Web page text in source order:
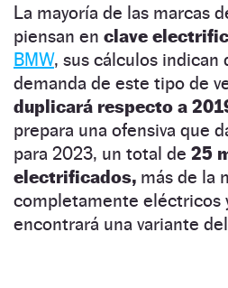
La mayoría de las marcas
piensan en clave
BMW, sus cálculos indican
demanda de este tipo de
duplicará respecto a
prepara una ofensiva que
para 2023, un total de 25
electrificados, más de la
completamente eléctricos
encontrará una variante del